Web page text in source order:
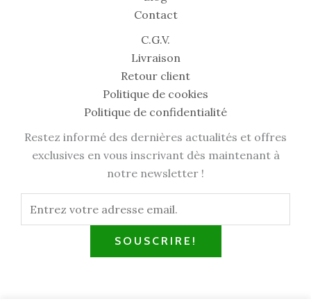
Contact
C.G.V.
Livraison
Retour client
Politique de cookies
Politique de confidentialité
Restez informé des dernières actualités et offres
exclusives en vous inscrivant dès maintenant à
notre newsletter !
SOUSCRIRE!